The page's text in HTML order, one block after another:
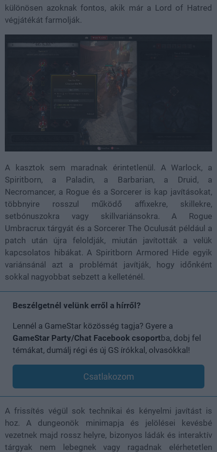
különösen azoknak fontos, akik már a Lord of Hatred
végjátékát farmolják.
A kasztok sem maradnak érintetlenül. A Warlock, a
Spiritborn, a Paladin, a Barbarian, a Druid, a
Necromancer, a Rogue és a Sorcerer is kap javításokat,
többnyire rosszul működő affixekre, skillekre,
setbónuszokra vagy skillvariánsokra. A Rogue
Umbracrux tárgyát és a Sorcerer The Oculusát például a
patch után újra feloldják, miután javították a velük
kapcsolatos hibákat. A Spiritborn Armored Hide egyik
variánsánál azt a problémát javítják, hogy időnként
sokkal nagyobbat sebzett a kelleténél.
Beszélgetnél velünk erről a hírről?
Lennél a GameStar közösség tagja? Gyere a
GameStar Party/Chat Facebook csoportba, dobj fel
témákat, dumálj régi és új GS írókkal, olvasókkal!
Csatlakozom
A frissítés végül sok technikai és kényelmi javítást is
hoz. A dungeonök minimapja és jelölései kevésbé
vezetnek majd rossz helyre, bizonyos ládák és interaktív
tárgyak nem lebegnek vagy ragadnak elérhetetlen